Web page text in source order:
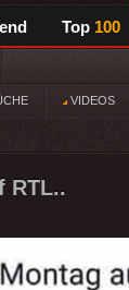
Top 100
VIDEOS
RTL..